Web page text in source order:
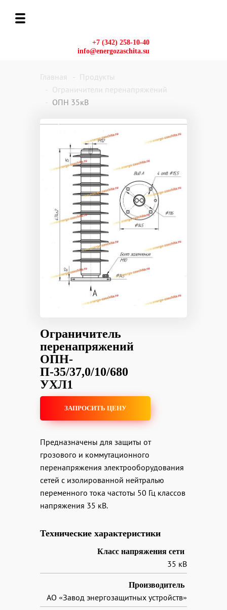
+7 (342) 258-10-40
info@energozaschita.su
Главная
Продукты
Ограничители перенапряжений
ОПН 35кВ
Ограничитель
перенапряжений
ОПН-
П-35/37,0/10/680
УХЛ1
ЗАПРОСИТЬ ЦЕНУ
Предназначены для защиты от
грозового и коммутационного
перенапряжения электрооборудования
сетей с изолированной нейтралью
переменного тока частоты 50 Гц классов
напряжения 35 кВ.
Технические характеристики
Класс напряжения сети
35 кВ
Производитель
АО «Завод энергозащитных устройств»